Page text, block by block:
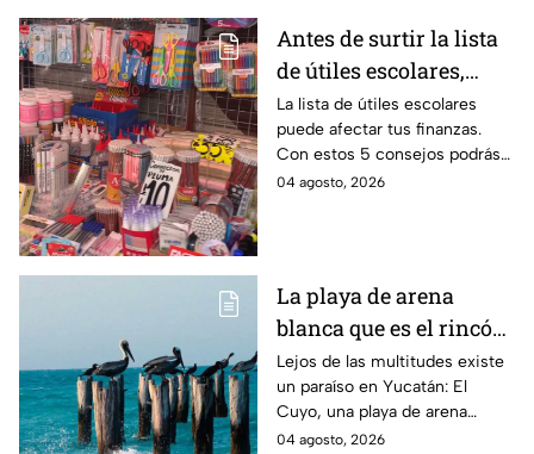
Antes de surtir la lista
de útiles escolares,
sigue estos 5 consejos
que pueden ahorrar
miles de pesos
La lista de útiles escolares
puede afectar tus finanzas.
Con estos 5 consejos podrás
organizar tus compras, ahorrar
04 agosto, 2026
La playa de arena
blanca que es el rincón
escondido en la Costa
Esmeralda de Yucatán
y es ideal para las
Lejos de las multitudes existe
un paraíso en Yucatán: El
Cuyo, una playa de arena
blanca en la Costa Esmeralda
04 agosto, 2026